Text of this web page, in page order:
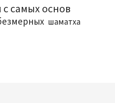
самых основ
шаматха